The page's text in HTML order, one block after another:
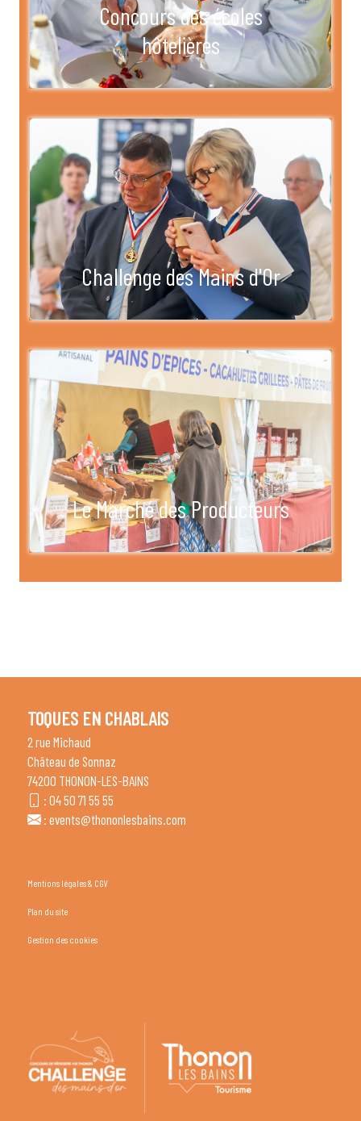
Concours des écoles
hôtelières
Challenge des Mains d'Or
Le Marché des Producteurs
TOQUES EN CHABLAIS
2 rue Michaud
Château de Sonnaz
74200 THONON-LES-BAINS
: 04 50 71 55 55
: events@thononlesbains.com
Mentions légales & CGV
Plan du site
Gestion des cookies